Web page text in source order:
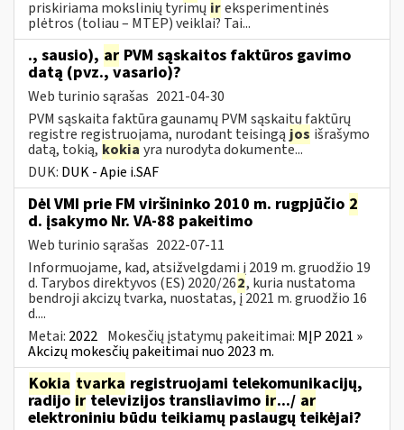
priskiriama mokslinių tyrimų ireksperimentinės
plėtros (toliau – MTEP) veiklai? Tai...
., sausio), ar PVM sąskaitos faktūros gavimo
datą (pvz., vasario)?
Web turinio sąrašas 2021-04-30
PVM sąskaita faktūra gaunamų PVM sąskaitų faktūrų
registre registruojama, nurodant teisingą jos išrašymo
datą, tokią, kokia yra nurodyta dokumente...
DUK: DUK - Apie i.SAF
Dėl VMI prie FM viršininko 2010 m. rugpjūčio 2
d. įsakymo Nr. VA-88 pakeitimo
Web turinio sąrašas 2022-07-11
Informuojame, kad, atsižvelgdami į 2019 m. gruodžio 19
d. Tarybos direktyvos (ES) 2020/262, kuria nustatoma
bendroji akcizų tvarka, nuostatas, į 2021 m. gruodžio 16
d....
Metai: 2022 Mokesčių įstatymų pakeitimai: MĮP 2021 »
Akcizų mokesčių pakeitimai nuo 2023 m.
Kokia tvarka registruojami telekomunikacijų,
radijo irtelevizijos transliavimo ir.../ ar
elektroniniu būdu teikiamų paslaugų teikėjai?